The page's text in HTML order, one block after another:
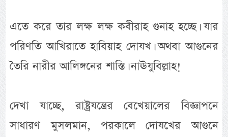
এতে করে তার লক্ষ লক্ষ কবীরাহ গুনাহ হচ্ছে। যার
পরিণতি আখিরাতে হাবিয়াহ দোযখ। অথবা আগুনের
তৈরি নারীর আলিঙ্গনের শাস্তি। নাঊযুবিল্লাহ!
দেখা যাচ্ছে, রাষ্ট্রযন্ত্রের বেখেয়ালের বিজ্ঞাপনে
সাধারণ মুসলমান, পরকালে দোযখের আগুনে